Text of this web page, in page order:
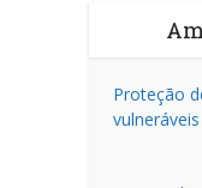
Proteção
vulneráveis